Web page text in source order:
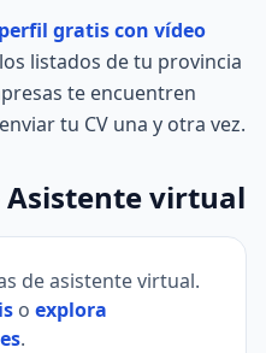
gratis con vídeo
listados de tu provincia
te encuentren
tu CV una y otra vez.
Asistente virtual
de asistente virtual.
o explora
.